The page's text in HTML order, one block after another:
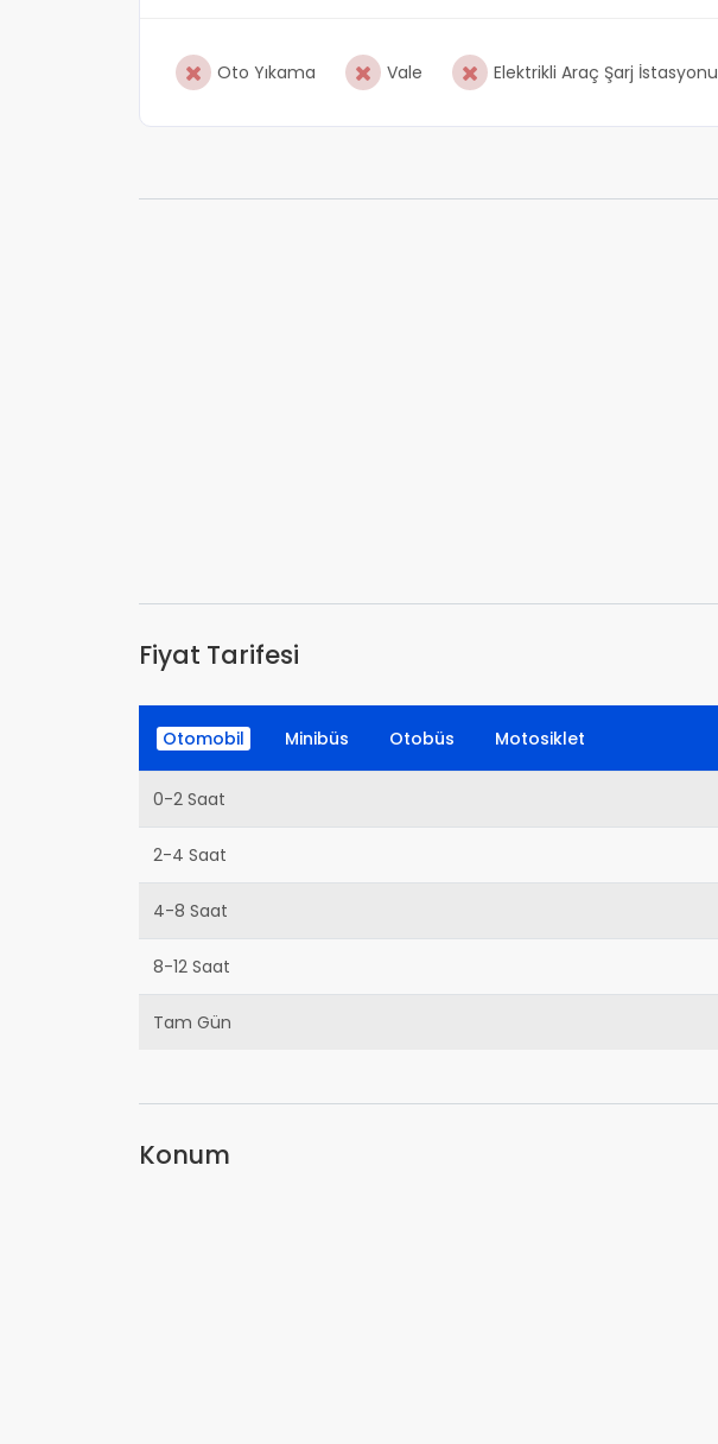
Oto Yıkama Vale Elektrikli Araç Şarj İstasyonu
Fiyat Tarifesi
Otomobil Minibüs Otobüs Motosiklet
0-2 Saat
2-4 Saat
4-8 Saat
8-12 Saat
Tam Gün
Konum